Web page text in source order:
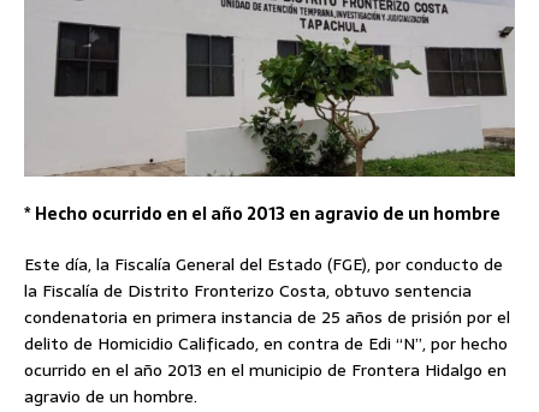
* Hecho ocurrido en el año 2013 en agravio de un hombre
Este día, la Fiscalía General del Estado (FGE), por conducto de
la Fiscalía de Distrito Fronterizo Costa, obtuvo sentencia
condenatoria en primera instancia de 25 años de prisión por el
delito de Homicidio Calificado, en contra de Edi “N”, por hecho
ocurrido en el año 2013 en el municipio de Frontera Hidalgo en
agravio de un hombre.